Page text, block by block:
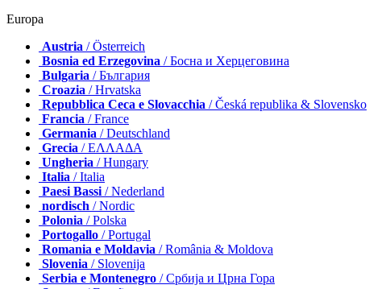
Europa
Austria / Österreich
Bosnia ed Erzegovina / Босна и Херцеговина
Bulgaria / България
Croazia / Hrvatska
Repubblica Ceca e Slovacchia / Česká republika & Slovensko
Francia / France
Germania / Deutschland
Grecia / ΕΛΛΑΔΑ
Ungheria / Hungary
Italia / Italia
Paesi Bassi/ Nederland
nordisch / Nordic
Polonia / Polska
Portogallo / Portugal
Romania e Moldavia / România & Moldova
Slovenia / Slovenija
Serbia e Montenegro / Србија и Црна Гора